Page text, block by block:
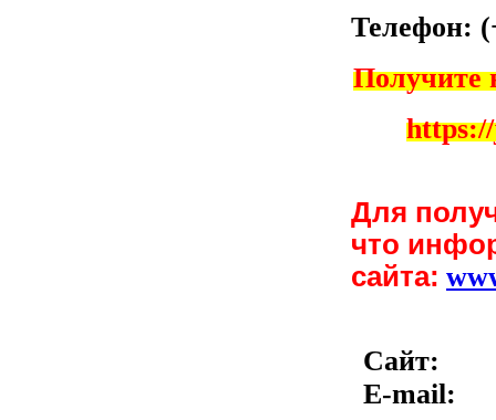
Телефон:
Получите
Для
что
сайта:
Сайт:
E-mail: